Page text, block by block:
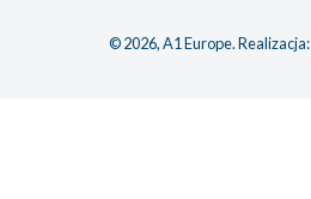
© 2026, A1 Europe. Realizacja: